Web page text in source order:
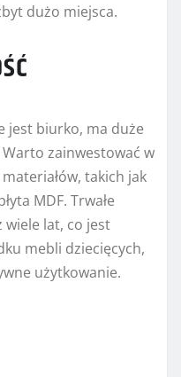
dużo miejsca.
jest biurko, ma duże
zainwestować w
takich jak
MDF. Trwałe
wiele lat, co jest
mebli dziecięcych,
użytkowanie.